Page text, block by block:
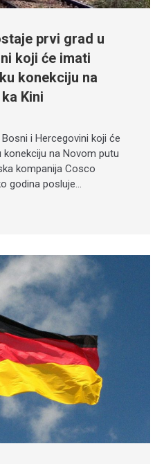
prvi grad u
koji će imati
konekciju na
Kini
i Hercegovini koji će
na Novom putu
kompanija Cosco
godina posluje…